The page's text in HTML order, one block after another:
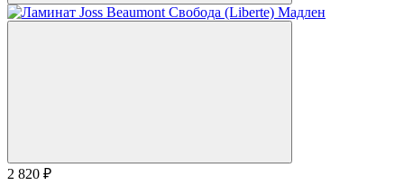
2 820 ₽